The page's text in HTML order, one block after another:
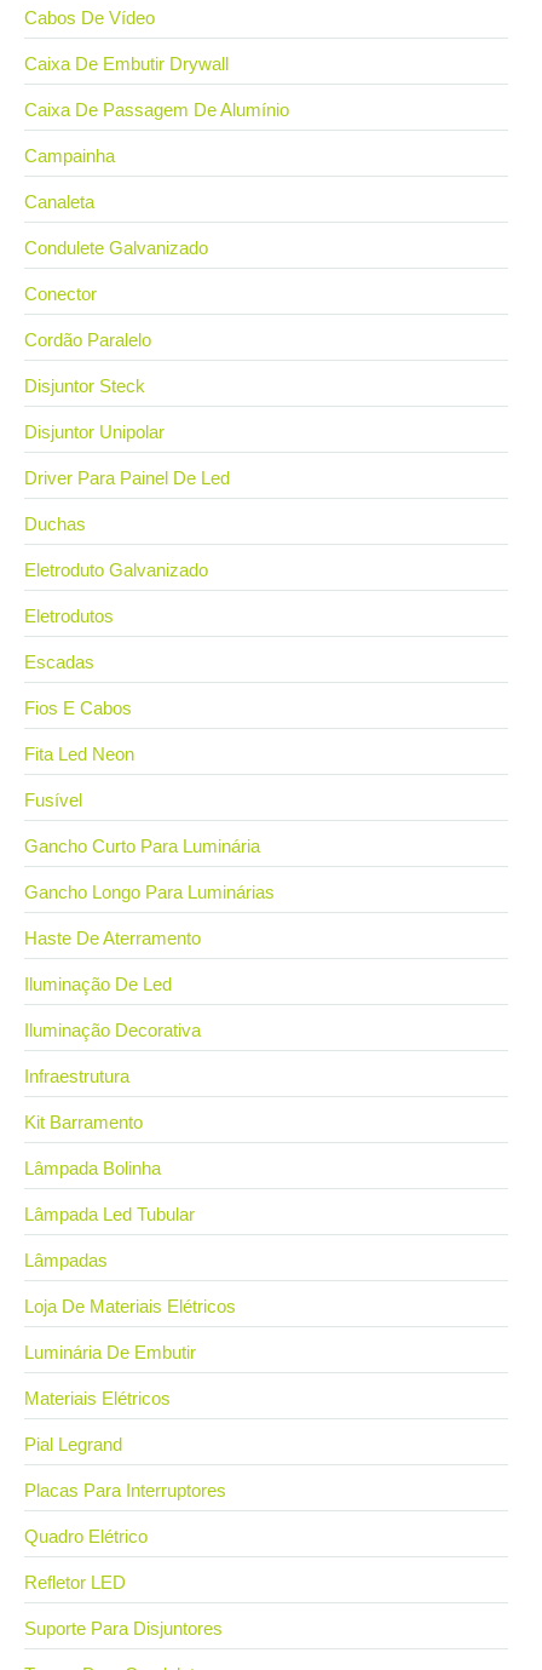
Cabos De Vídeo
Caixa De Embutir Drywall
Caixa De Passagem De Alumínio
Campainha
Canaleta
Condulete Galvanizado
Conector
Cordão Paralelo
Disjuntor Steck
Disjuntor Unipolar
Driver Para Painel De Led
Duchas
Eletroduto Galvanizado
Eletrodutos
Escadas
Fios E Cabos
Fita Led Neon
Fusível
Gancho Curto Para Luminária
Gancho Longo Para Luminárias
Haste De Aterramento
Iluminação De Led
Iluminação Decorativa
Infraestrutura
Kit Barramento
Lâmpada Bolinha
Lâmpada Led Tubular
Lâmpadas
Loja De Materiais Elétricos
Luminária De Embutir
Materiais Elétricos
Pial Legrand
Placas Para Interruptores
Quadro Elétrico
Refletor LED
Suporte Para Disjuntores